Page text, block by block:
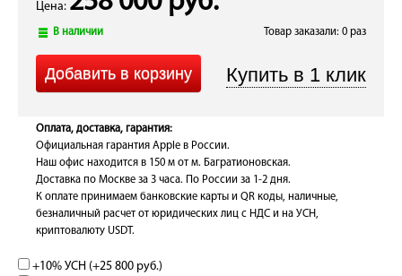
Цена:
В наличии Товар заказали: 0 раз
Оплата, доставка, гарантия:
Официальная гарантия Apple в России.
Наш офис находится в 150 м от м. Багратионовская.
Доставка по Москве за 3 часа. По России за 1-2 дня.
К оплате принимаем банковские карты и QR коды, наличные,
безналичный расчет от юридических лиц с НДС и на УСН,
криптовалюту USDT.
+10% УСН (+25 800 руб.)